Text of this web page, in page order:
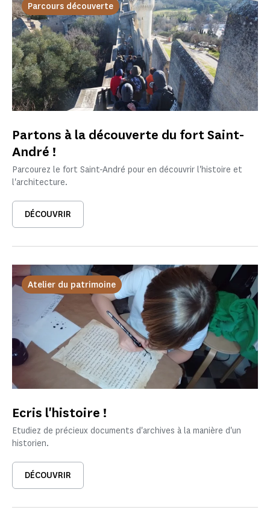
Parcours découverte
Partons à la découverte du fort Saint-
André !
Parcourez le fort Saint-André pour en découvrir l'histoire et
l'architecture.
DÉCOUVRIR
Atelier du patrimoine
Ecris l'histoire !
Etudiez de précieux documents d'archives à la manière d'un
historien.
DÉCOUVRIR